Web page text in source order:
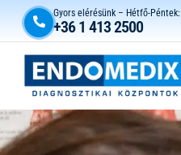
Gyors elérésünk – Hétfő-
+36 1 413 2500